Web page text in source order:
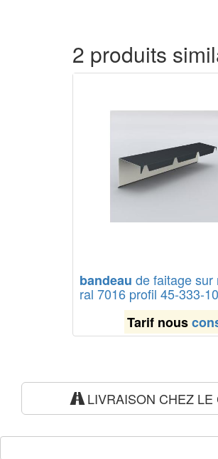
2 produits
bandeau de faitage sur
ral 7016 profil 45-333-
Tarif nous
LIVRAISON CHEZ LE